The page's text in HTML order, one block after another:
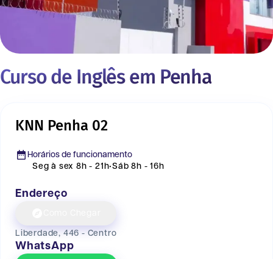
Curso de Inglês em Penha
KNN Penha 02
Horários de funcionamento
Seg à sex 8h - 21h•Sáb 8h - 16h
Endereço
Liberdade, 446 - Centro
WhatsApp